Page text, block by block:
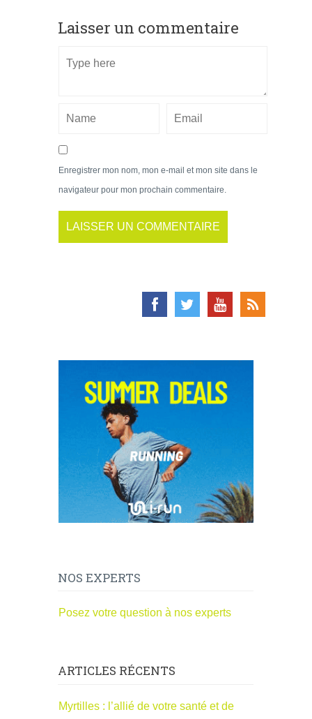
Laisser un commentaire
Enregistrer mon nom, mon e-mail et mon site dans le
navigateur pour mon prochain commentaire.
NOS EXPERTS
Posez votre question à nos experts
ARTICLES RÉCENTS
Myrtilles : l’allié de votre santé et de